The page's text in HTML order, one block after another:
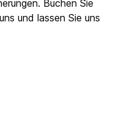
Buchen Sie
und lassen Sie uns